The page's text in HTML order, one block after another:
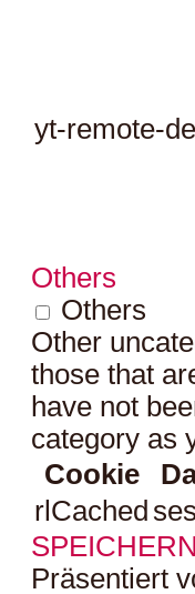
yt-remote-
Others
Others
Other
those that
have not
category as
Cookie
rlCached
Präsentiert